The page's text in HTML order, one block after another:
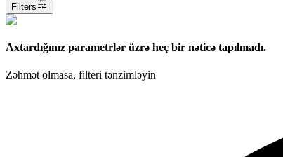
Filters
Axtardığınız parametrlər üzrə heç bir nəticə tapılmadı.
Zəhmət olmasa, filteri tənzimləyin